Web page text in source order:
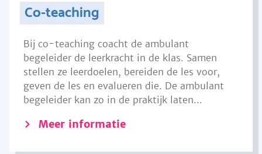
Co-teaching
Bij co-teaching coacht de ambulant
begeleider de leerkracht in de klas. Samen
stellen ze leerdoelen, bereiden de les voor,
geven de les en evalueren die. De ambulant
begeleider kan zo in de praktijk laten...
Meer informatie